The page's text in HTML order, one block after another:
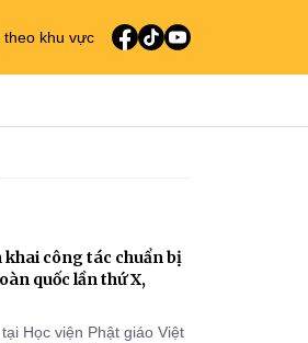
theo khu vực
khai công tác chuẩn bị
quốc lần thứ X,
Học viện Phật giáo Việt